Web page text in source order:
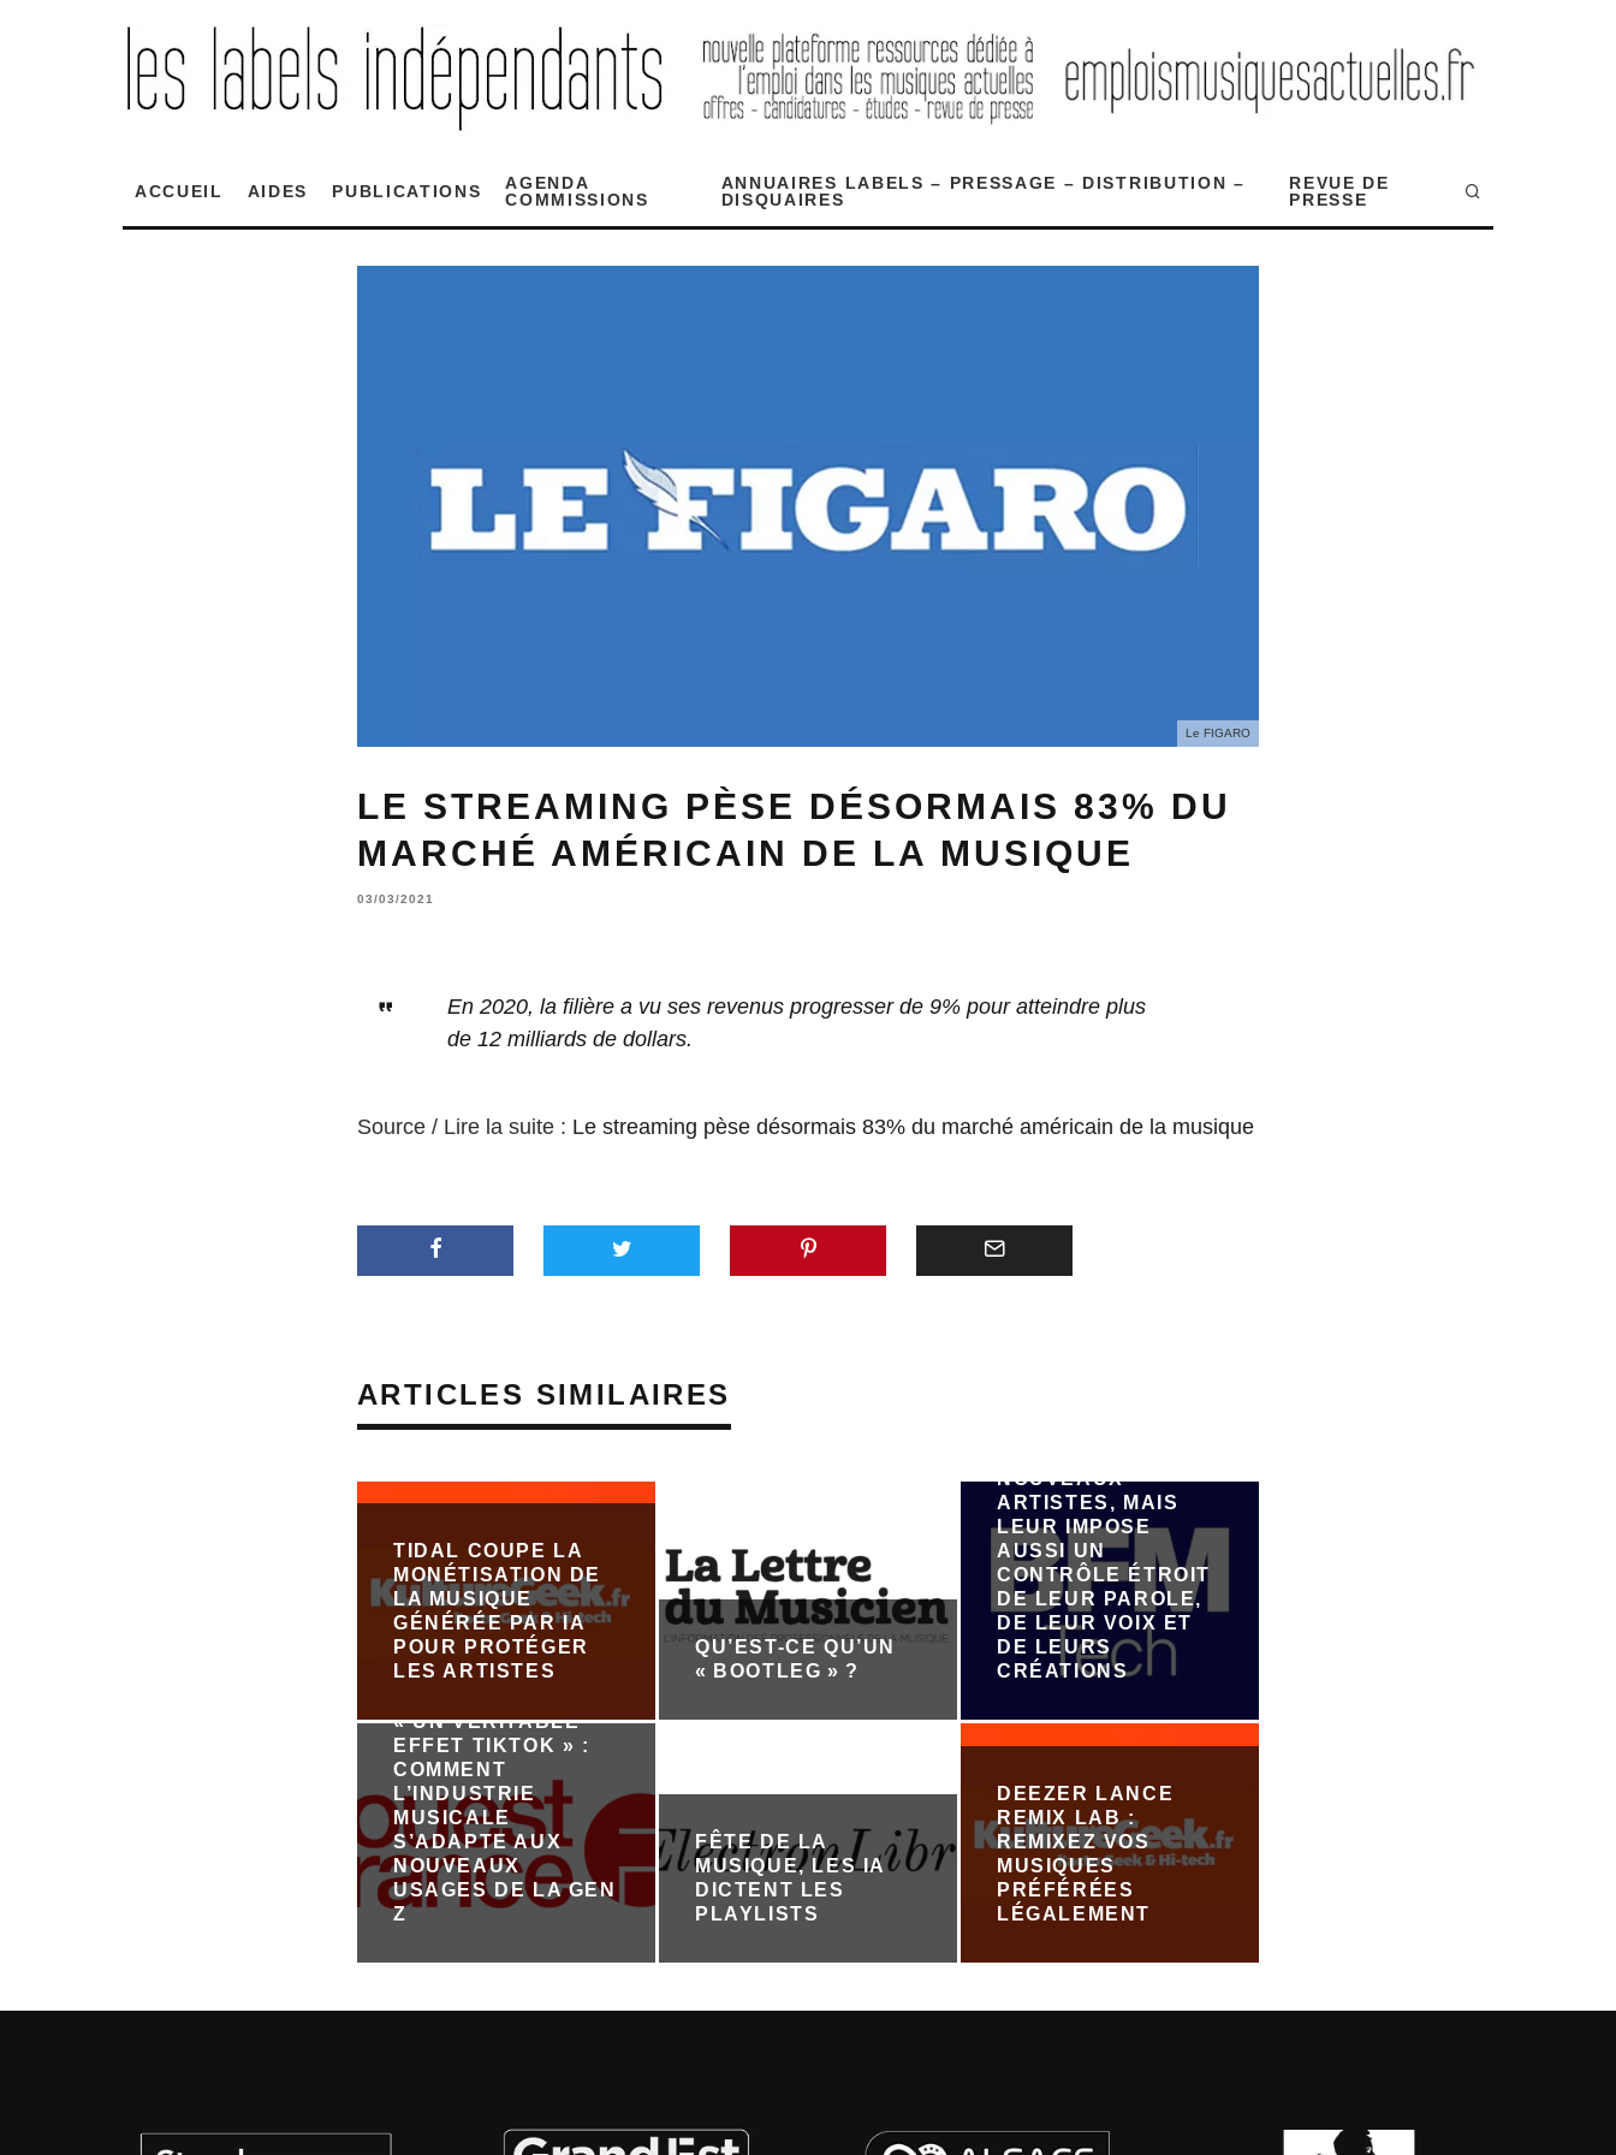
ACCUEIL AIDES PUBLICATIONS
AGENDA
COMMISSIONS
ANNUAIRES LABELS – PRESSAGE – DISTRIBUTION –
DISQUAIRES
REVUE DE
PRESSE
Le FIGARO
LE STREAMING PÈSE DÉSORMAIS 83% DU
MARCHÉ AMÉRICAIN DE LA MUSIQUE
03/03/2021
En 2020, la filière a vu ses revenus progresser de 9% pour atteindre plus
de 12 milliards de dollars.
Source / Lire la suite : Le streaming pèse désormais 83% du marché américain de la musique
ARTICLES SIMILAIRES
TIDAL COUPE LA
MONÉTISATION DE
LA MUSIQUE
GÉNÉRÉE PAR IA
POUR PROTÉGER
LES ARTISTES
QU’EST-CE QU’UN
« BOOTLEG » ?
NOUVEAUX
ARTISTES, MAIS
LEUR IMPOSE
AUSSI UN
CONTRÔLE ÉTROIT
DE LEUR PAROLE,
DE LEUR VOIX ET
DE LEURS
CRÉATIONS
« UN VÉRITABLE
EFFET TIKTOK » :
COMMENT
L’INDUSTRIE
MUSICALE
S’ADAPTE AUX
NOUVEAUX
USAGES DE LA GEN
Z
FÊTE DE LA
MUSIQUE, LES IA
DICTENT LES
PLAYLISTS
DEEZER LANCE
REMIX LAB :
REMIXEZ VOS
MUSIQUES
PRÉFÉRÉES
LÉGALEMENT